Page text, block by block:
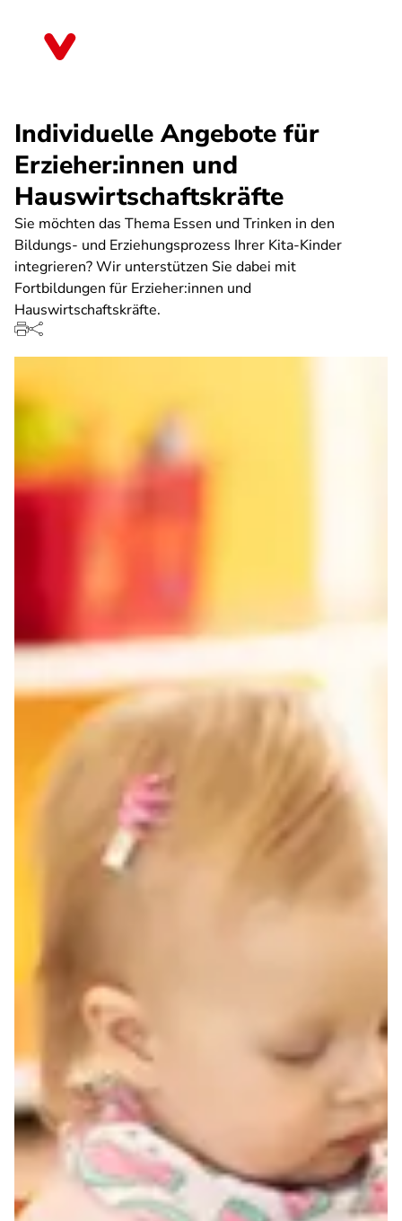
Individuelle Angebote für
Erzieher:innen und
Hauswirtschaftskräfte
Sie möchten das Thema Essen und Trinken in den
Bildungs- und Erziehungsprozess Ihrer Kita-Kinder
integrieren? Wir unterstützen Sie dabei mit
Fortbildungen für Erzieher:innen und
Hauswirtschaftskräfte.